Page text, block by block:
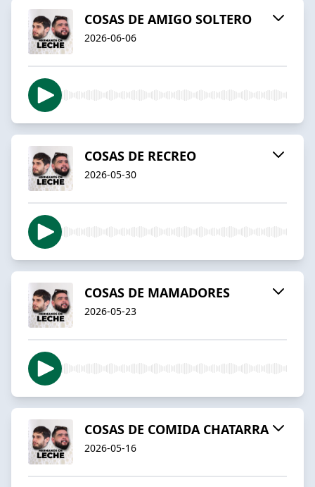
COSAS DE AMIGO SOLTERO
2026-06-06
COSAS DE RECREO
2026-05-30
COSAS DE MAMADORES
2026-05-23
COSAS DE COMIDA CHATARRA
2026-05-16